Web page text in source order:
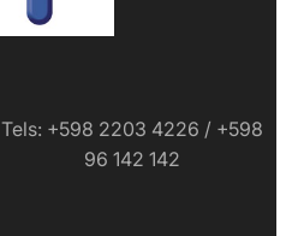
Tels: +598 2203 4226 / +598
96 142 142